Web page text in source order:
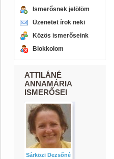
Ismerősnek jelölöm
Üzenetet írok neki
Közös ismerőseink
Blokkolom
ATTILÁNÉ
ANNAMÁRIA
ISMERŐSEI
Sárközi Dezsőné